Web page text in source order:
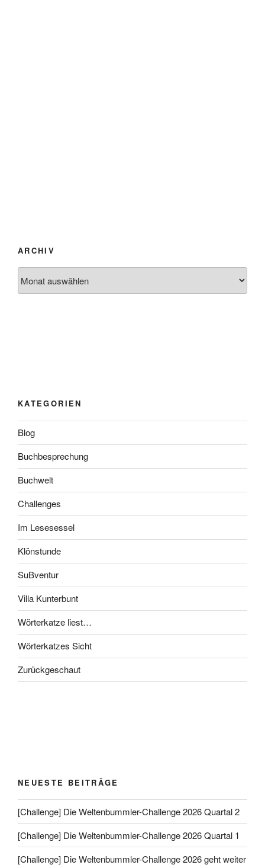
ARCHIV
KATEGORIEN
Blog
Buchbesprechung
Buchwelt
Challenges
Im Lesesessel
Klönstunde
SuBventur
Villa Kunterbunt
Wörterkatze liest…
Wörterkatzes Sicht
Zurückgeschaut
NEUESTE BEITRÄGE
[Challenge] Die Weltenbummler-Challenge 2026 Quartal 2
[Challenge] Die Weltenbummler-Challenge 2026 Quartal 1
[Challenge] Die Weltenbummler-Challenge 2026 geht weiter